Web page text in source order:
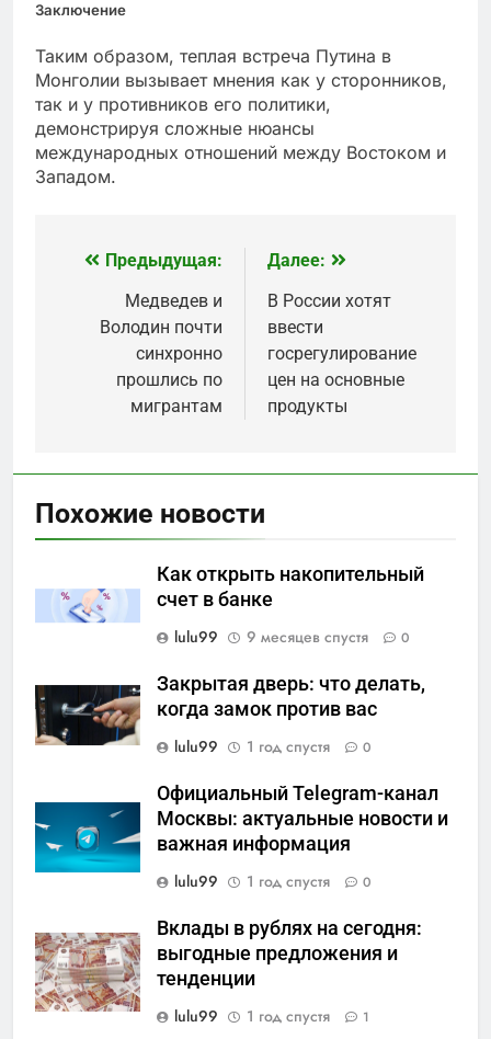
Заключение
Таким образом, теплая встреча Путина в
Монголии вызывает мнения как у сторонников,
так и у противников его политики,
демонстрируя сложные нюансы
международных отношений между Востоком и
Западом.
Навигация
записям
Предыдущая:
Медведев и
Володин почти
синхронно
прошлись по
мигрантам
Далее:
В России хотят
ввести
госрегулирование
цен на основные
продукты
Похожие новости
Как открыть накопительный
счет в банке
lulu99
9 месяцев спустя 0
Закрытая дверь: что делать,
когда замок против вас
lulu99
1 год спустя 0
Официальный Telegram-канал
Москвы: актуальные новости и
важная информация
lulu99
1 год спустя 0
Вклады в рублях на сегодня:
выгодные предложения и
тенденции
lulu99
1 год спустя 1